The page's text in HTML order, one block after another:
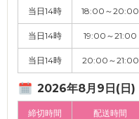
当日14時 18:00～20:00
当日14時 19:00～21:00
当日14時 20:00～21:00
2026年8月9日(日)
締切時間 配送時間